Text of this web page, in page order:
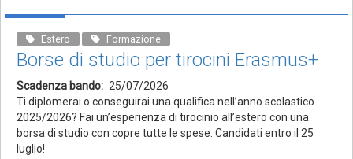
Estero Formazione
Borse di studio per tirocini Erasmus+
Scadenza bando
25/07/2026
Ti diplomerai o conseguirai una qualifica nell’anno scolastico
2025/2026? Fai un’esperienza di tirocinio all’estero con una
borsa di studio con copre tutte le spese. Candidati entro il 25
luglio!